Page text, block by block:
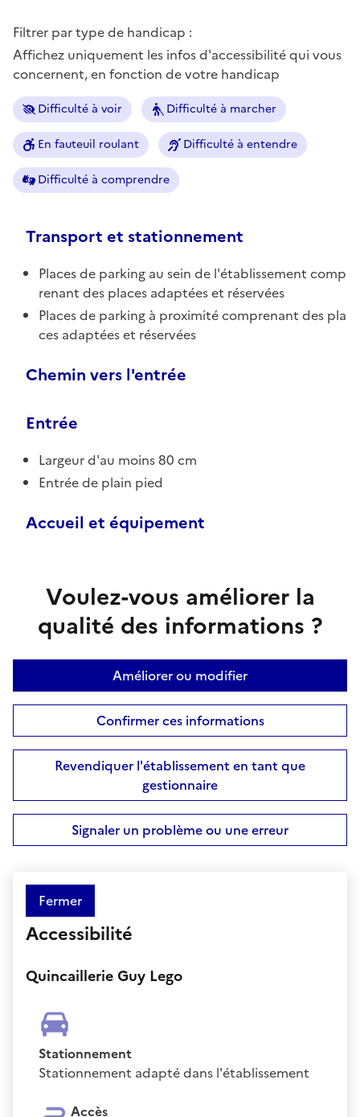
Filtrer par type de handicap :
Affichez uniquement les infos d'accessibilité qui vous
concernent, en fonction de votre handicap
Difficulté à voir Difficulté à marcher
En fauteuil roulant Difficulté à entendre
Difficulté à comprendre
Transport et stationnement
Places de parking au sein de l'établissement comp
renant des places adaptées et réservées
Places de parking à proximité comprenant des pla
ces adaptées et réservées
Chemin vers l'entrée
Entrée
Largeur d'au moins 80 cm
Entrée de plain pied
Accueil et équipement
Voulez-vous améliorer la
qualité des informations ?
Améliorer ou modifier
Confirmer ces informations
Revendiquer l'établissement en tant que
gestionnaire
Signaler un problème ou une erreur
Fermer
Accessibilité
Quincaillerie Guy Lego
Stationnement
Stationnement adapté dans l'établissement
Accès